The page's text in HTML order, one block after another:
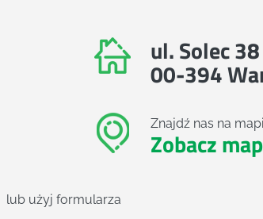
ul. Solec
00-394
Znajdź nas na
Zobacz
lub użyj formularza